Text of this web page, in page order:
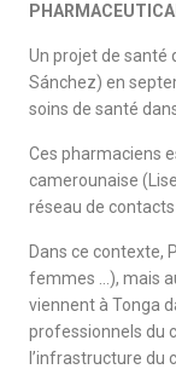
Un projet de santé
Sánchez) en
soins de santé
Ces pharmaciens
camerounaise
réseau de
Dans ce contexte,
femmes …), mais
viennent à Tonga
professionnels du
l’infrastructure du